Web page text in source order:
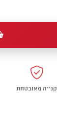
קנייה מאובטחת